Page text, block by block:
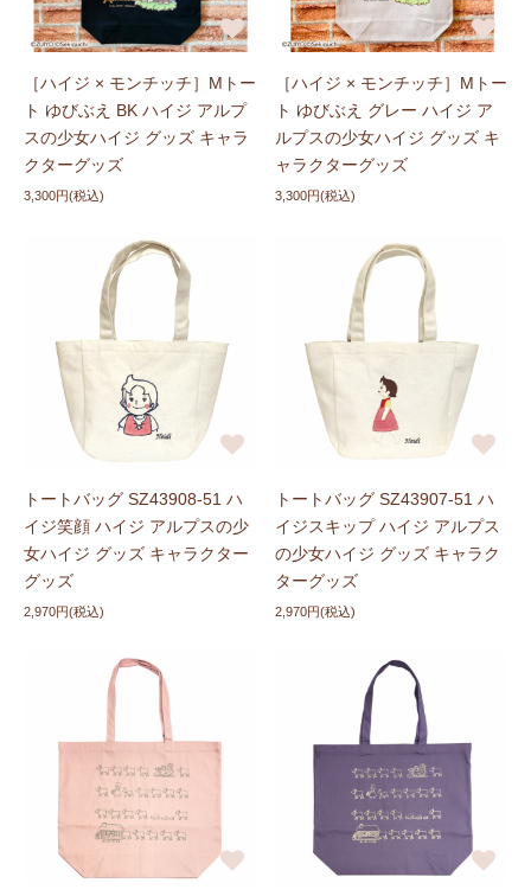
［ハイジ × モンチッチ］Mトー
ト ゆびぶえ BK ハイジ アルプ
スの少女ハイジ グッズ キャラ
クターグッズ
3,300円(税込)
［ハイジ × モンチッチ］Mトー
ト ゆびぶえ グレー ハイジ ア
ルプスの少女ハイジ グッズ キ
ャラクターグッズ
3,300円(税込)
トートバッグ SZ43908-51 ハ
イジ笑顔 ハイジ アルプスの少
女ハイジ グッズ キャラクター
グッズ
2,970円(税込)
トートバッグ SZ43907-51 ハ
イジスキップ ハイジ アルプス
の少女ハイジ グッズ キャラク
ターグッズ
2,970円(税込)